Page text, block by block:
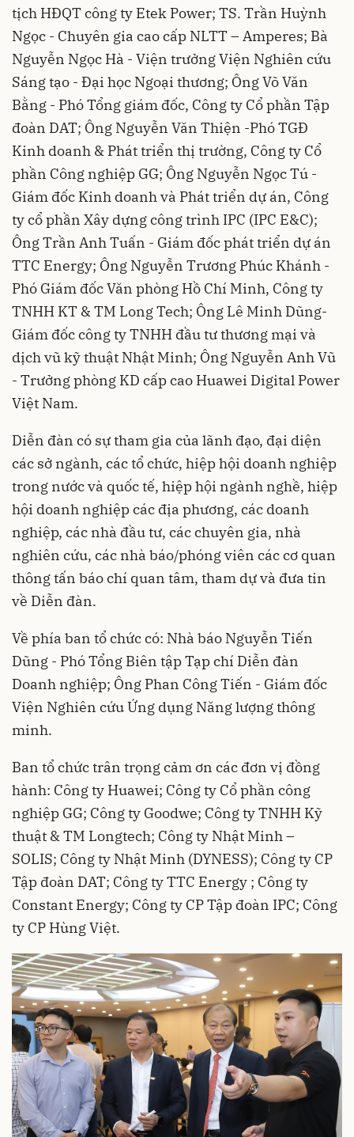
tịch HĐQT công ty Etek Power; TS. Trần Huỳnh
Ngọc - Chuyên gia cao cấp NLTT – Amperes; Bà
Nguyễn Ngọc Hà - Viện trưởng Viện Nghiên cứu
Sáng tạo - Đại học Ngoại thương; Ông Võ Văn
Bằng - Phó Tổng giám đốc, Công ty Cổ phần Tập
đoàn DAT; Ông Nguyễn Văn Thiện -Phó TGĐ
Kinh doanh & Phát triển thị trường, Công ty Cổ
phần Công nghiệp GG; Ông Nguyễn Ngọc Tú -
Giám đốc Kinh doanh và Phát triển dự án, Công
ty cổ phần Xây dựng công trình IPC (IPC E&C);
Ông Trần Anh Tuấn - Giám đốc phát triển dự án
TTC Energy; Ông Nguyễn Trương Phúc Khánh -
Phó Giám đốc Văn phòng Hồ Chí Minh, Công ty
TNHH KT & TM Long Tech; Ông Lê Minh Dũng-
Giám đốc công ty TNHH đầu tư thương mại và
dịch vũ kỹ thuật Nhật Minh; Ông Nguyễn Anh Vũ
- Trưởng phòng KD cấp cao Huawei Digital Power
Việt Nam.
Diễn đàn có sự tham gia của lãnh đạo, đại diện
các sở ngành, các tổ chức, hiệp hội doanh nghiệp
trong nước và quốc tế, hiệp hội ngành nghề, hiệp
hội doanh nghiệp các địa phương, các doanh
nghiệp, các nhà đầu tư, các chuyên gia, nhà
nghiên cứu, các nhà báo/phóng viên các cơ quan
thông tấn báo chí quan tâm, tham dự và đưa tin
về Diễn đàn.
Về phía ban tổ chức có: Nhà báo Nguyễn Tiến
Dũng - Phó Tổng Biên tập Tạp chí Diễn đàn
Doanh nghiệp; Ông Phan Công Tiến - Giám đốc
Viện Nghiên cứu Ứng dụng Năng lượng thông
minh.
Ban tổ chức trân trọng cảm ơn các đơn vị đồng
hành: Công ty Huawei; Công ty Cổ phần công
nghiệp GG; Công ty Goodwe; Công ty TNHH Kỹ
thuật & TM Longtech; Công ty Nhật Minh –
SOLIS; Công ty Nhật Minh (DYNESS); Công ty CP
Tập đoàn DAT; Công ty TTC Energy ; Công ty
Constant Energy; Công ty CP Tập đoàn IPC; Công
ty CP Hùng Việt.